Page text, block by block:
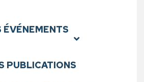
ÉVÉNEMENTS
PUBLICATIONS